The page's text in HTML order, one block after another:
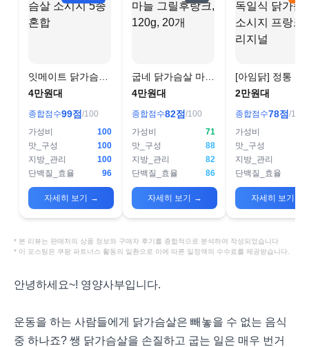
잇메이트 닭가슴살
소시지 5종 혼합
4만원대
종합점수99점 /100
가성비
100
맛_구성
100
지방_관리
100
단백질_효율
96
자세히 보기 →
굽네 닭가슴살 마늘
그릴후랑크, 120g,
4만원대
종합점수82점 /100
가성비
71
맛_구성
88
지방_관리
82
단백질_효율
86
자세히 보기 →
[아임닭] 정통 독
식 닭가슴살 소
2만원대
종합점수78점 /100
가성비
맛_구성
지방_관리
단백질_효율
자세히 보기
* 본 리뷰는 판매처의 상품 정보와 구매자 후기를 종합적으로 분석하여 작성되었습니다
* 이 포스팅은 쿠팡 파트너스 활동의 일환으로 이에 따른 일정액의 수수료를 제공받습니다.
안녕하세요~! 영양사부입니다.
운동을 하는 사람들에게 닭가슴살은 빼놓을 수 없는 음식
중 하나죠? 쌩 닭가슴살을 손질하고 굽는 일은 매우 번거